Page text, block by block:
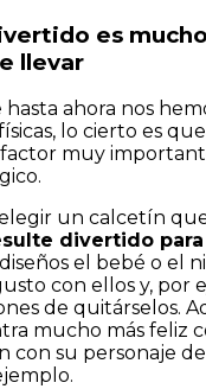
es
llevar
ahora nos
lo cierto es
muy
un calcetín
divertido
el bebé o el
con ellos y, por
de quitárselos.
mucho más feliz
con su personaje